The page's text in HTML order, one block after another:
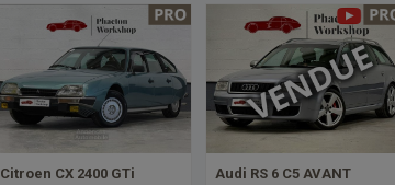
Citroen CX 2400 GTi Audi RS 6 C5 AVANT